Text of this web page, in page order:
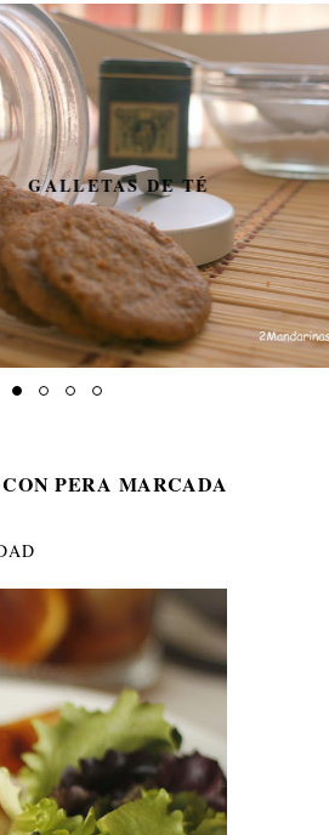
DE TÉ
PERA MARCADA